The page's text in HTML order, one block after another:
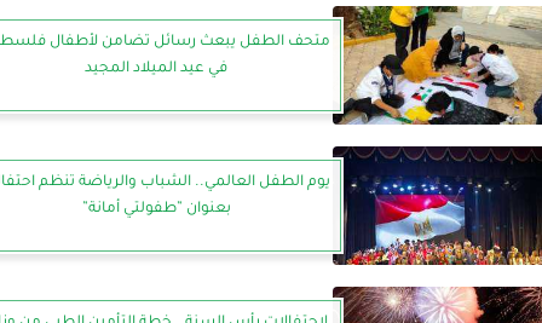
متحف الطفل يبعث رسائل تضامن لأطفال
في عيد الميلاد المجيد
يوم الطفل العالمي.. الشباب والرياضة تنظم
بعنوان ”طفولتي أمانة”